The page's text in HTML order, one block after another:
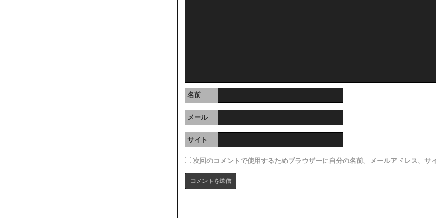
名前
メール
サイト
次回のコメントで使用するためブラウザーに自分の名前、メールアドレス、サ